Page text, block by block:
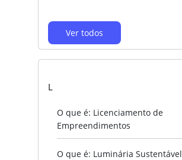
Ver todos
L
O que é: Licenciamento de
Empreendimentos
O que é: Luminária Sustentável